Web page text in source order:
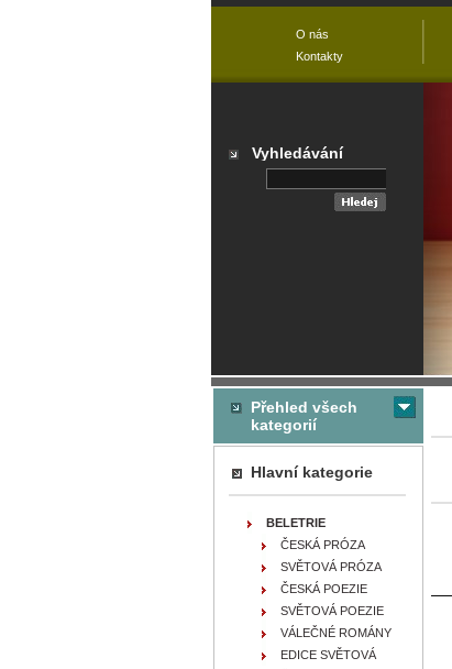
Přehled všech
kategorií
Hlavní kategorie
BELETRIE
ČESKÁ PRÓZA
SVĚTOVÁ PRÓZA
ČESKÁ POEZIE
SVĚTOVÁ POEZIE
VÁLEČNÉ ROMÁNY
EDICE SVĚTOVÁ
O nás
Kontakty
Vyhledávání